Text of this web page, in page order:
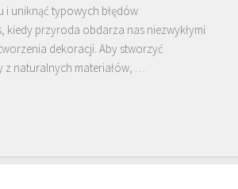
i uniknąć typowych błędów
kiedy przyroda obdarza nas niezwykłymi
dekoracji. Aby stworzyć
naturalnych materiałów, …